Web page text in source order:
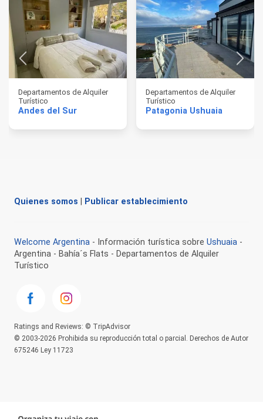
Departamentos de Alquiler
Turístico
Andes del Sur
Departamentos de Alquiler
Turístico
Patagonia Ushuaia
Quienes somos Publicar establecimiento
Welcome Argentina - Información turística sobre Ushuaia -
Argentina - Bahía´s Flats - Departamentos de Alquiler
Turístico
Ratings and Reviews: © TripAdvisor
© 2003-2026 Prohibida su reproducción total o parcial. Derechos de Autor
675246 Ley 11723